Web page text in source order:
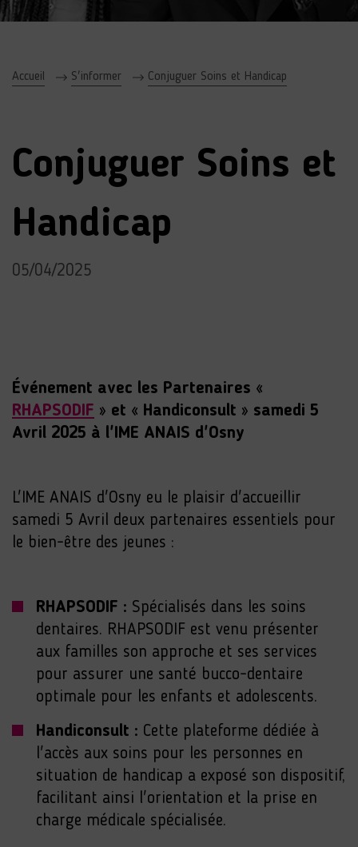
Accueil S'informer Conjuguer Soins et Handicap
Conjuguer Soins et
Handicap
05/04/2025
Événement avec les Partenaires «
RHAPSODIF » et « Handiconsult » samedi 5
Avril 2025 à l'IME ANAIS d'Osny
L'IME ANAIS d'Osny eu le plaisir d'accueillir
samedi 5 Avril deux partenaires essentiels pour
le bien-être des jeunes :
RHAPSODIF : Spécialisés dans les soins
dentaires. RHAPSODIF est venu présenter
aux familles son approche et ses services
pour assurer une santé bucco-dentaire
optimale pour les enfants et adolescents.
Handiconsult : Cette plateforme dédiée à
l'accès aux soins pour les personnes en
situation de handicap a exposé son dispositif,
facilitant ainsi l'orientation et la prise en
charge médicale spécialisée.